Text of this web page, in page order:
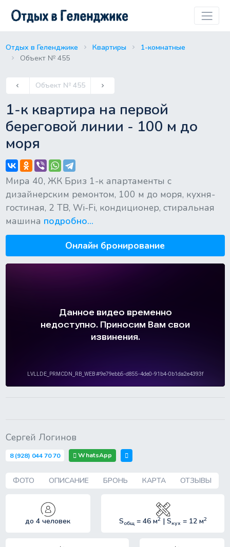
Отдых в Геленджике Квартиры
1-комнатные
Объект № 455
keyboard_arrow_left
PreviousОбъект № 455 keyboard_arrow_right
1-к квартира на первой
береговой линии - 100 м до
моря
Мира 40, ЖК Бриз 1-к апартаменты с
дизайнерским ремонтом, 100 м до моря, кухня-
гостиная, 2 ТВ, Wi-Fi, кондиционер, стиральная
машина подробно...
Онлайн бронирование
Сергей Логинов
8 (928) 044 70 70 WhatsApp
ФОТО ОПИСАНИЕ БРОНЬ КАРТА ОТЗЫВЫ
до 4 человек Sобщ = 46 м2| Sкух = 12 м2